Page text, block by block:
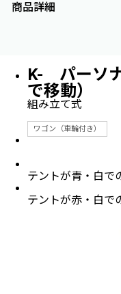
商品詳細
K- パーソ
で移動）
組み立て式
ワゴン（車輪付き）
テントが青・白で
テントが赤・白で